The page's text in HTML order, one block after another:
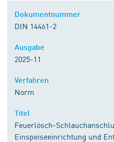
DIN 14461-2
2025-11
Norm
Feuerlösch-
Einspeiseeinrichtung und